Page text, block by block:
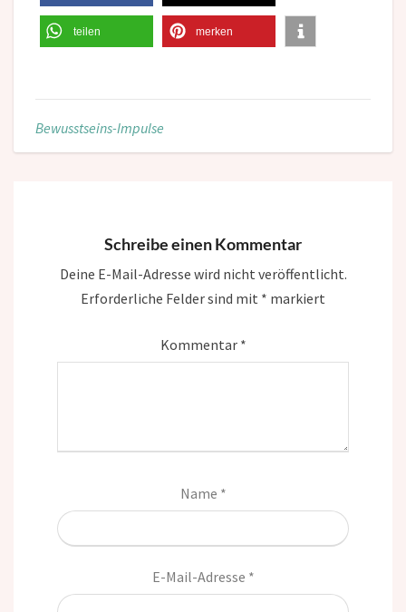
teilen merken
Bewusstseins-Impulse
Schreibe einen Kommentar
Deine E-Mail-Adresse wird nicht veröffentlicht.
Erforderliche Felder sind mit * markiert
Kommentar *
Name *
E-Mail-Adresse *